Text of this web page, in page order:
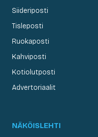
Siideriposti
Tisleposti
Ruokaposti
Kahviposti
Kotiolutposti
Advertoriaalit
NÄKÖISLEHTI